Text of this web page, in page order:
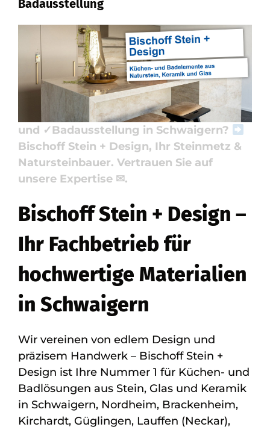
Badausstellung
Treffen Sie Ihre Wahl Naturstein in
Schwaigern bei
Bischoff Stein + Design
als auch ✓Badfliese, Waschtische,
Küchenarbeitsplatte, Badausstellung.
Erleben Sie ✓Küchenarbeitsplatte,
✓Naturstein, ✓Badfliese, ✓Waschtische
und ✓Badausstellung in Schwaigern?
Bischoff Stein + Design, Ihr Steinmetz &
Natursteinbauer. Vertrauen Sie auf
unsere Expertise ✉.
Bischoff Stein + Design –
Ihr Fachbetrieb für
hochwertige Materialien
in Schwaigern
Wir vereinen von edlem Design und
präzisem Handwerk – Bischoff Stein +
Design ist Ihre Nummer 1 für Küchen- und
Badlösungen aus Stein, Glas und Keramik
in Schwaigern, Nordheim, Brackenheim,
Kirchardt, Güglingen, Lauffen (Neckar),